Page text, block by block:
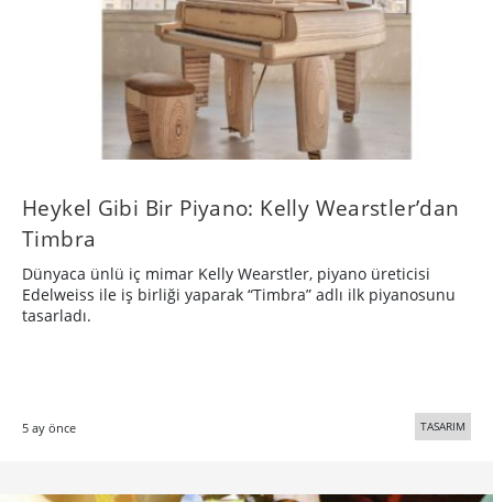
Heykel Gibi Bir Piyano: Kelly Wearstler’dan
Timbra
Dünyaca ünlü iç mimar Kelly Wearstler, piyano üreticisi
Edelweiss ile iş birliği yaparak “Timbra” adlı ilk piyanosunu
tasarladı.
5 ay önce TASARIM